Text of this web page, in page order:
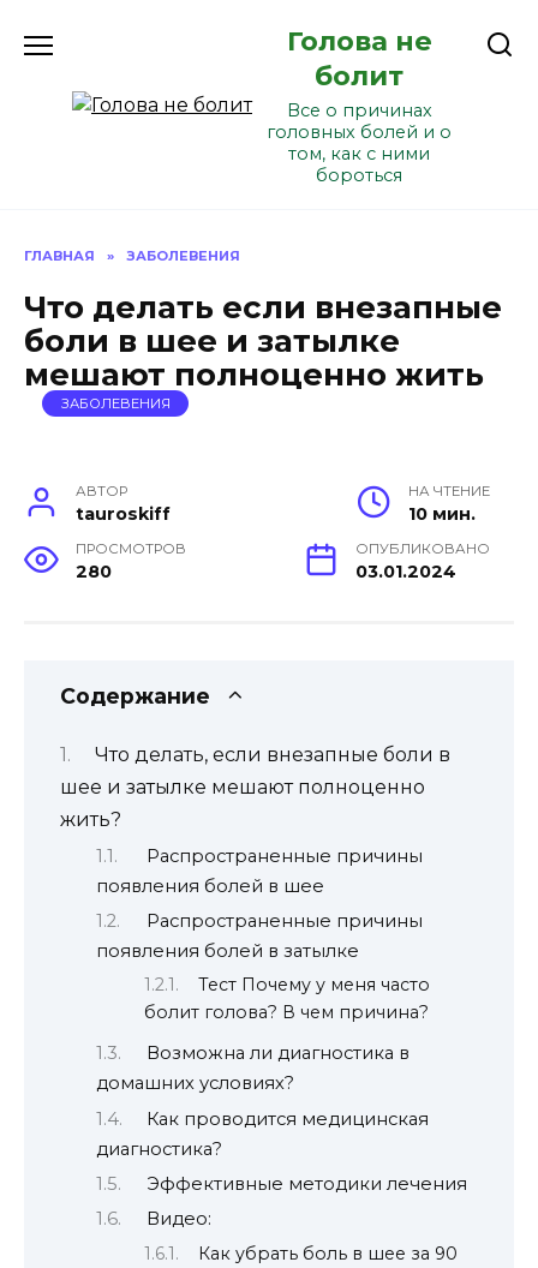
Голова не
болит
Все о причинах
головных болей и о
том, как с ними
бороться
ГЛАВНАЯ » ЗАБОЛЕВЕНИЯ
Что делать если внезапные
боли в шее и затылке
мешают полноценно жить
ЗАБОЛЕВЕНИЯ
АВТОР
tauroskiff
НА ЧТЕНИЕ
10 мин.
ПРОСМОТРОВ
280
ОПУБЛИКОВАНО
03.01.2024
Содержание
Что делать, если внезапные боли в
шее и затылке мешают полноценно
жить?
Распространенные причины
появления болей в шее
Распространенные причины
появления болей в затылке
Тест Почему у меня часто
болит голова? В чем причина?
Возможна ли диагностика в
домашних условиях?
Как проводится медицинская
диагностика?
Эффективные методики лечения
Видео:
Как убрать боль в шее за 90